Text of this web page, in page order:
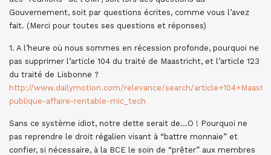
Gouvernement, soit par questions écrites, comme vous l’avez
fait. (Merci pour toutes ses questions et réponses)
1. A l’heure où nous sommes en récession profonde, pourquoi ne
pas supprimer l’article 104 du traité de Maastricht, et l’article 123
du traité de Lisbonne ?
http://www.dailymotion.com/relevance/search/
publique-affaire-rentable-mic_tech
Sans ce système idiot, notre dette serait de…O ! Pourquoi ne
pas reprendre le droit régalien visant à “battre monnaie” et
confier, si nécessaire, à la BCE le soin de “prêter” aux membres